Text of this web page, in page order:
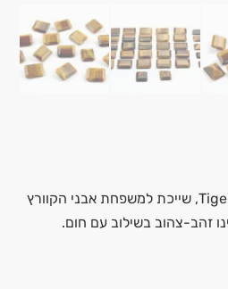
עין הנמר המכונה גם Tiger Eye, שייכת למשפחת אבני הקוורץ
זהב-צהוב בשילוב עם חום.